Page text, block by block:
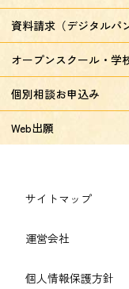
資料請求（デジタルパ
オープンスクール・学
個別相談お申込み
Web出願
サイトマップ
運営会社
個人情報保護方針